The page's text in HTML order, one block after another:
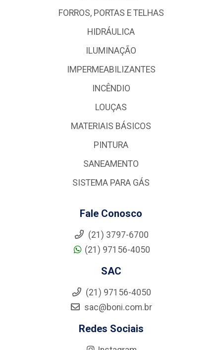
FORROS, PORTAS E TELHAS
HIDRÁULICA
ILUMINAÇÃO
IMPERMEABILIZANTES
INCÊNDIO
LOUÇAS
MATERIAIS BÁSICOS
PINTURA
SANEAMENTO
SISTEMA PARA GÁS
Fale Conosco
(21) 3797-6700
(21) 97156-4050
SAC
(21) 97156-4050
sac@boni.com.br
Redes Sociais